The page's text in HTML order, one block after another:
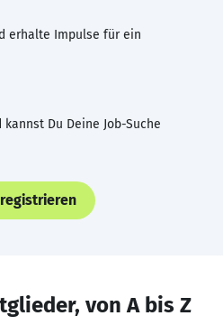
erhalte Impulse für ein
Du Deine Job-Suche
von A bis Z